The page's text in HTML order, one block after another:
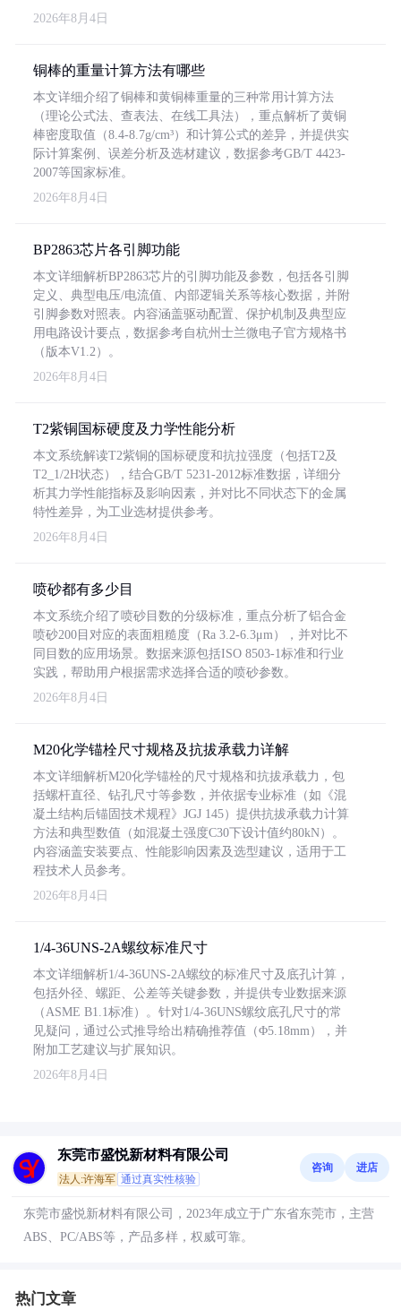
2026年8月4日
铜棒的重量计算方法有哪些
本文详细介绍了铜棒和黄铜棒重量的三种常用计算方法
（理论公式法、查表法、在线工具法），重点解析了黄铜
棒密度取值（8.4-8.7g/cm³）和计算公式的差异，并提供实
际计算案例、误差分析及选材建议，数据参考GB/T 4423-
2007等国家标准。
2026年8月4日
BP2863芯片各引脚功能
本文详细解析BP2863芯片的引脚功能及参数，包括各引脚
定义、典型电压/电流值、内部逻辑关系等核心数据，并附
引脚参数对照表。内容涵盖驱动配置、保护机制及典型应
用电路设计要点，数据参考自杭州士兰微电子官方规格书
（版本V1.2）。
2026年8月4日
T2紫铜国标硬度及力学性能分析
本文系统解读T2紫铜的国标硬度和抗拉强度（包括T2及
T2_1/2H状态），结合GB/T 5231-2012标准数据，详细分
析其力学性能指标及影响因素，并对比不同状态下的金属
特性差异，为工业选材提供参考。
2026年8月4日
喷砂都有多少目
本文系统介绍了喷砂目数的分级标准，重点分析了铝合金
喷砂200目对应的表面粗糙度（Ra 3.2-6.3μm），并对比不
同目数的应用场景。数据来源包括ISO 8503-1标准和行业
实践，帮助用户根据需求选择合适的喷砂参数。
2026年8月4日
M20化学锚栓尺寸规格及抗拔承载力详解
本文详细解析M20化学锚栓的尺寸规格和抗拔承载力，包
括螺杆直径、钻孔尺寸等参数，并依据专业标准（如《混
凝土结构后锚固技术规程》JGJ 145）提供抗拔承载力计算
方法和典型数值（如混凝土强度C30下设计值约80kN）。
内容涵盖安装要点、性能影响因素及选型建议，适用于工
程技术人员参考。
2026年8月4日
1/4-36UNS-2A螺纹标准尺寸
本文详细解析1/4-36UNS-2A螺纹的标准尺寸及底孔计算，
包括外径、螺距、公差等关键参数，并提供专业数据来源
（ASME B1.1标准）。针对1/4-36UNS螺纹底孔尺寸的常
见疑问，通过公式推导给出精确推荐值（Φ5.18mm），并
附加工艺建议与扩展知识。
2026年8月4日
东莞市盛悦新材料有限公司
法人:许海军 通过真实性核验
咨询 进店
东莞市盛悦新材料有限公司，2023年成立于广东省东莞市，主营
ABS、PC/ABS等，产品多样，权威可靠。
热门文章